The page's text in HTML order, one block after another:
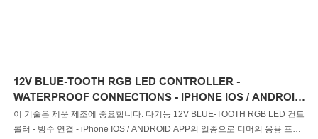
12V BLUE-TOOTH RGB LED CONTROLLER -
WATERPROOF CONNECTIONS - IPHONE IOS / ANDROID
APP
이 기술은 제품 제조에 중요합니다. 다기능 12V BLUE-TOOTH RGB LED 컨트
롤러 - 방수 연결 - iPhone IOS / ANDROID APP의 일종으로 디머의 응용 프로